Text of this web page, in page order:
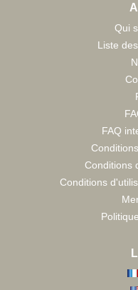
Qui
Liste
FAQ
Conditions
Conditions